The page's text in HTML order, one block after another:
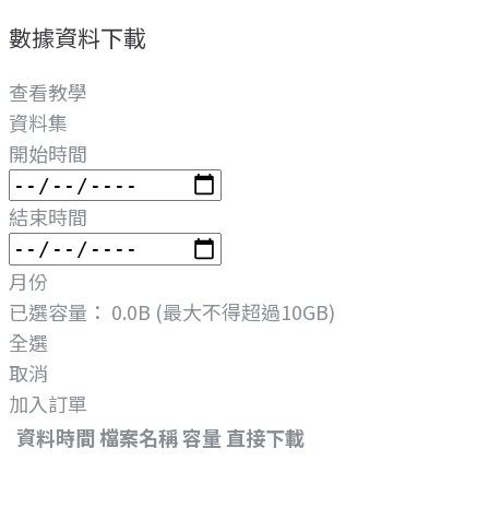
數據資料下載
查看教學
資料集
開始時間
結束時間
月份
已選容量： 0.0B (最大不得超過10GB)
全選
取消
加入訂單
資料時間檔案名稱容量直接下載